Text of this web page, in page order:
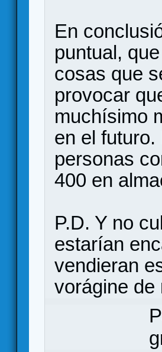
En
puntual,
cosas que
provocar
muchísimo
en el
personas
400 en
P.D. Y no
estarían
vendieran
vorágine de